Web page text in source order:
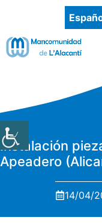
contenido
Instalación
Apeadero
14/04/